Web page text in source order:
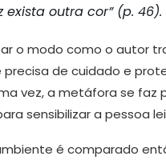
exista outra cor” (p. 46).
o modo como o autor
precisa de cuidado e
vez, a metáfora se
sensibilizar a pessoa
é comparado